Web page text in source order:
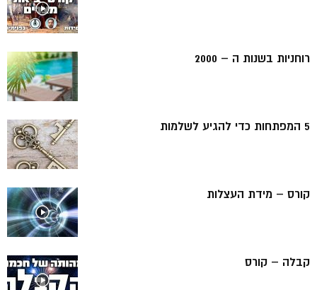
רוחניות בשנות ה – 2000
5 המפתחות כדי להגיע לשלמות
קורס – מידת העצלות
קבלה – קורס